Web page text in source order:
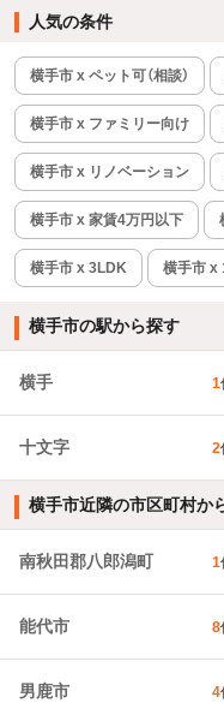
人気の条件
横手市 x ペット可（相談）
横手市 x ファミリー向け
横手市 x リノベーション
横手市 x 家賃4万円以下
横手市 x 3LDK 横手市 x
横手市の駅から探す
横手 1
十文字 2
横手市近隣の市区町村か
南秋田郡八郎潟町 1
能代市 8
男鹿市 4